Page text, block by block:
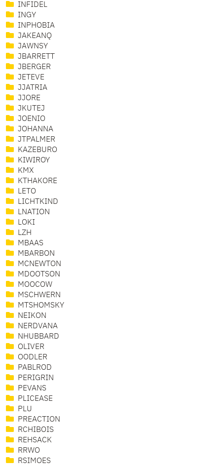
INFIDEL
INGY
INPHOBIA
JAKEANQ
JAWNSY
JBARRETT
JBERGER
JETEVE
JJATRIA
JJORE
JKUTEJ
JOENIO
JOHANNA
JTPALMER
KAZEBURO
KIWIROY
KMX
KTHAKORE
LETO
LICHTKIND
LNATION
LOKI
LZH
MBAAS
MBARBON
MCNEWTON
MDOOTSON
MOOCOW
MSCHWERN
MTSHOMSKY
NEIKON
NERDVANA
NHUBBARD
OLIVER
OODLER
PABLROD
PERIGRIN
PEVANS
PLICEASE
PLU
PREACTION
RCHIBOIS
REHSACK
RRWO
RSIMOES